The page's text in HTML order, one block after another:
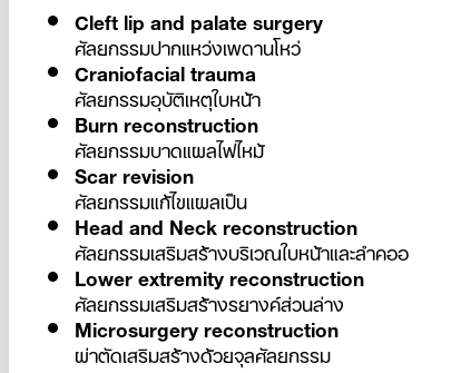
Cleft lip and palate surgery
ศัลยกรรมปากแหว่งเพดานโหว่
Craniofacial trauma
ศัลยกรรมอุบัติเหตุใบหน้า
Burn reconstruction
ศัลยกรรมบาดแผลไฟไหม้
Scar revision
ศัลยกรรมแก้ไขแผลเป็น
Head and Neck reconstruction
ศัลยกรรมเสริมสร้างบริเวณใบหน้าและลำคออ
Lower extremity reconstruction
ศัลยกรรมเสริมสร้างรยางค์ส่วนล่าง
Microsurgery reconstruction
ผ่าตัดเสริมสร้างด้วยจุลศัลยกรรม